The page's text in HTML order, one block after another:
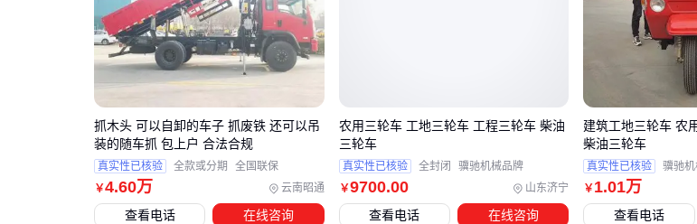
：三轮结构比两轮更稳，适合搬
如果主要用于建筑工地转运，这款矿用车型
注意：车棚材质要选抗冲击的加厚帆布或
被砂石划破。
三、根据用途，哪种三轮车更适合你？
￥4.60万 云南昭通
抓木头 可以自卸的车子 抓废铁 还可以吊
装的随车抓 包上户 合法合规
真实性已核验 全款或分期 全国联保
查看电话 在线咨询
￥9700.00 山东济宁
农用三轮车 工地三轮车 工程三轮车 柴油
三轮车
真实性已核验 全封闭 骥驰机械品牌
查看电话 在线咨询
￥ 1.01万
建筑工地三轮车 农
柴油三轮车
真实性已核验 骥驰
查看电话